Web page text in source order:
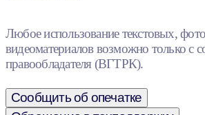
Любое использование текстовых,
видеоматериалов возможно только с
правообладателя (ВГТРК).
Сообщить об опечатке